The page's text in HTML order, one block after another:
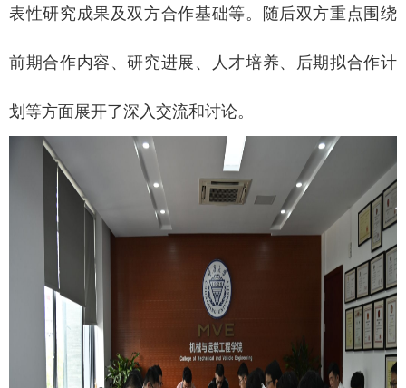
表性研究成果及双方合作基础等。随后双方重点围绕
前期合作内容、研究进展、人才培养、后期拟合作计
划等方面展开了深入交流和讨论。